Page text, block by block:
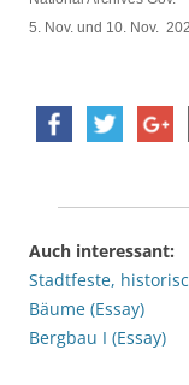
5. Nov. und 10. Nov.
Auch interessant:
Stadtfeste,
Bäume (Essay)
Bergbau I (Essay)